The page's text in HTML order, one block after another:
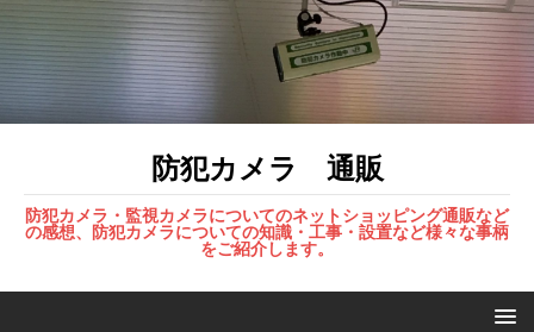
防犯カメラ 通販
防犯カメラ・監視カメラについてのネットショッピング通販など
の感想、防犯カメラについての知識・工事・設置など様々な事柄
をご紹介します。